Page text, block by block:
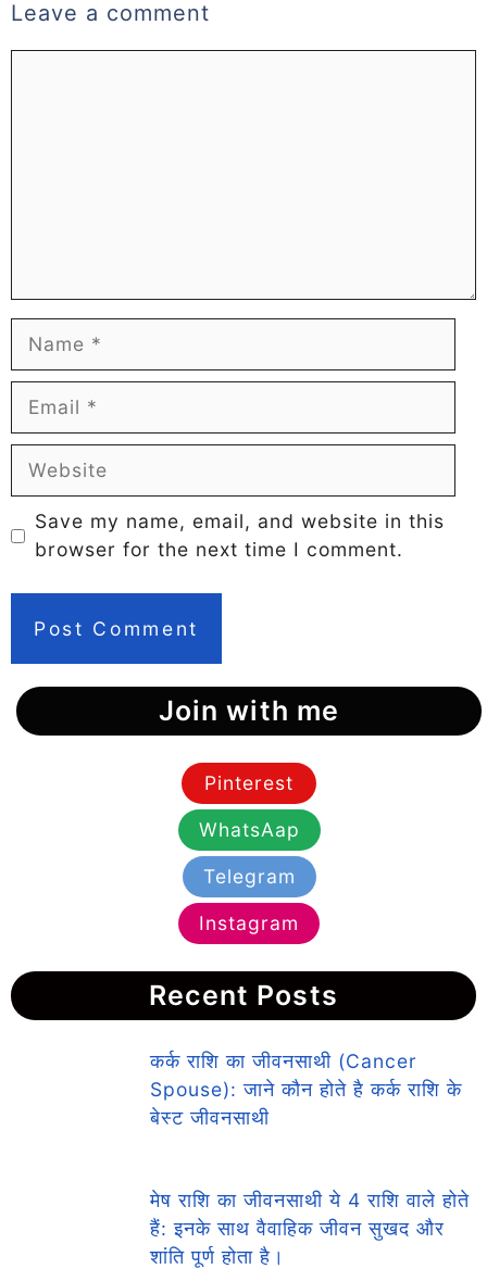
Leave a comment
Save my name, email, and website in this
browser for the next time I comment.
Join with me
Pinterest
WhatsAap
Telegram
Instagram
Recent Posts
कर्क राशि का जीवनसाथी (Cancer
Spouse): जाने कौन होते है कर्क राशि के
बेस्ट जीवनसाथी
मेष राशि का जीवनसाथी ये 4 राशि वाले होते
हैं: इनके साथ वैवाहिक जीवन सुखद और
शांति पूर्ण होता है।